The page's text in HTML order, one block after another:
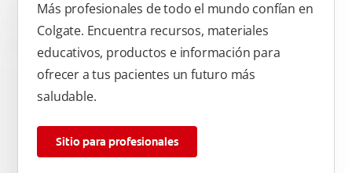
Más profesionales de todo el mundo confían en
Colgate. Encuentra recursos, materiales
educativos, productos e información para
ofrecer a tus pacientes un futuro más
saludable.
Sitio para profesionales